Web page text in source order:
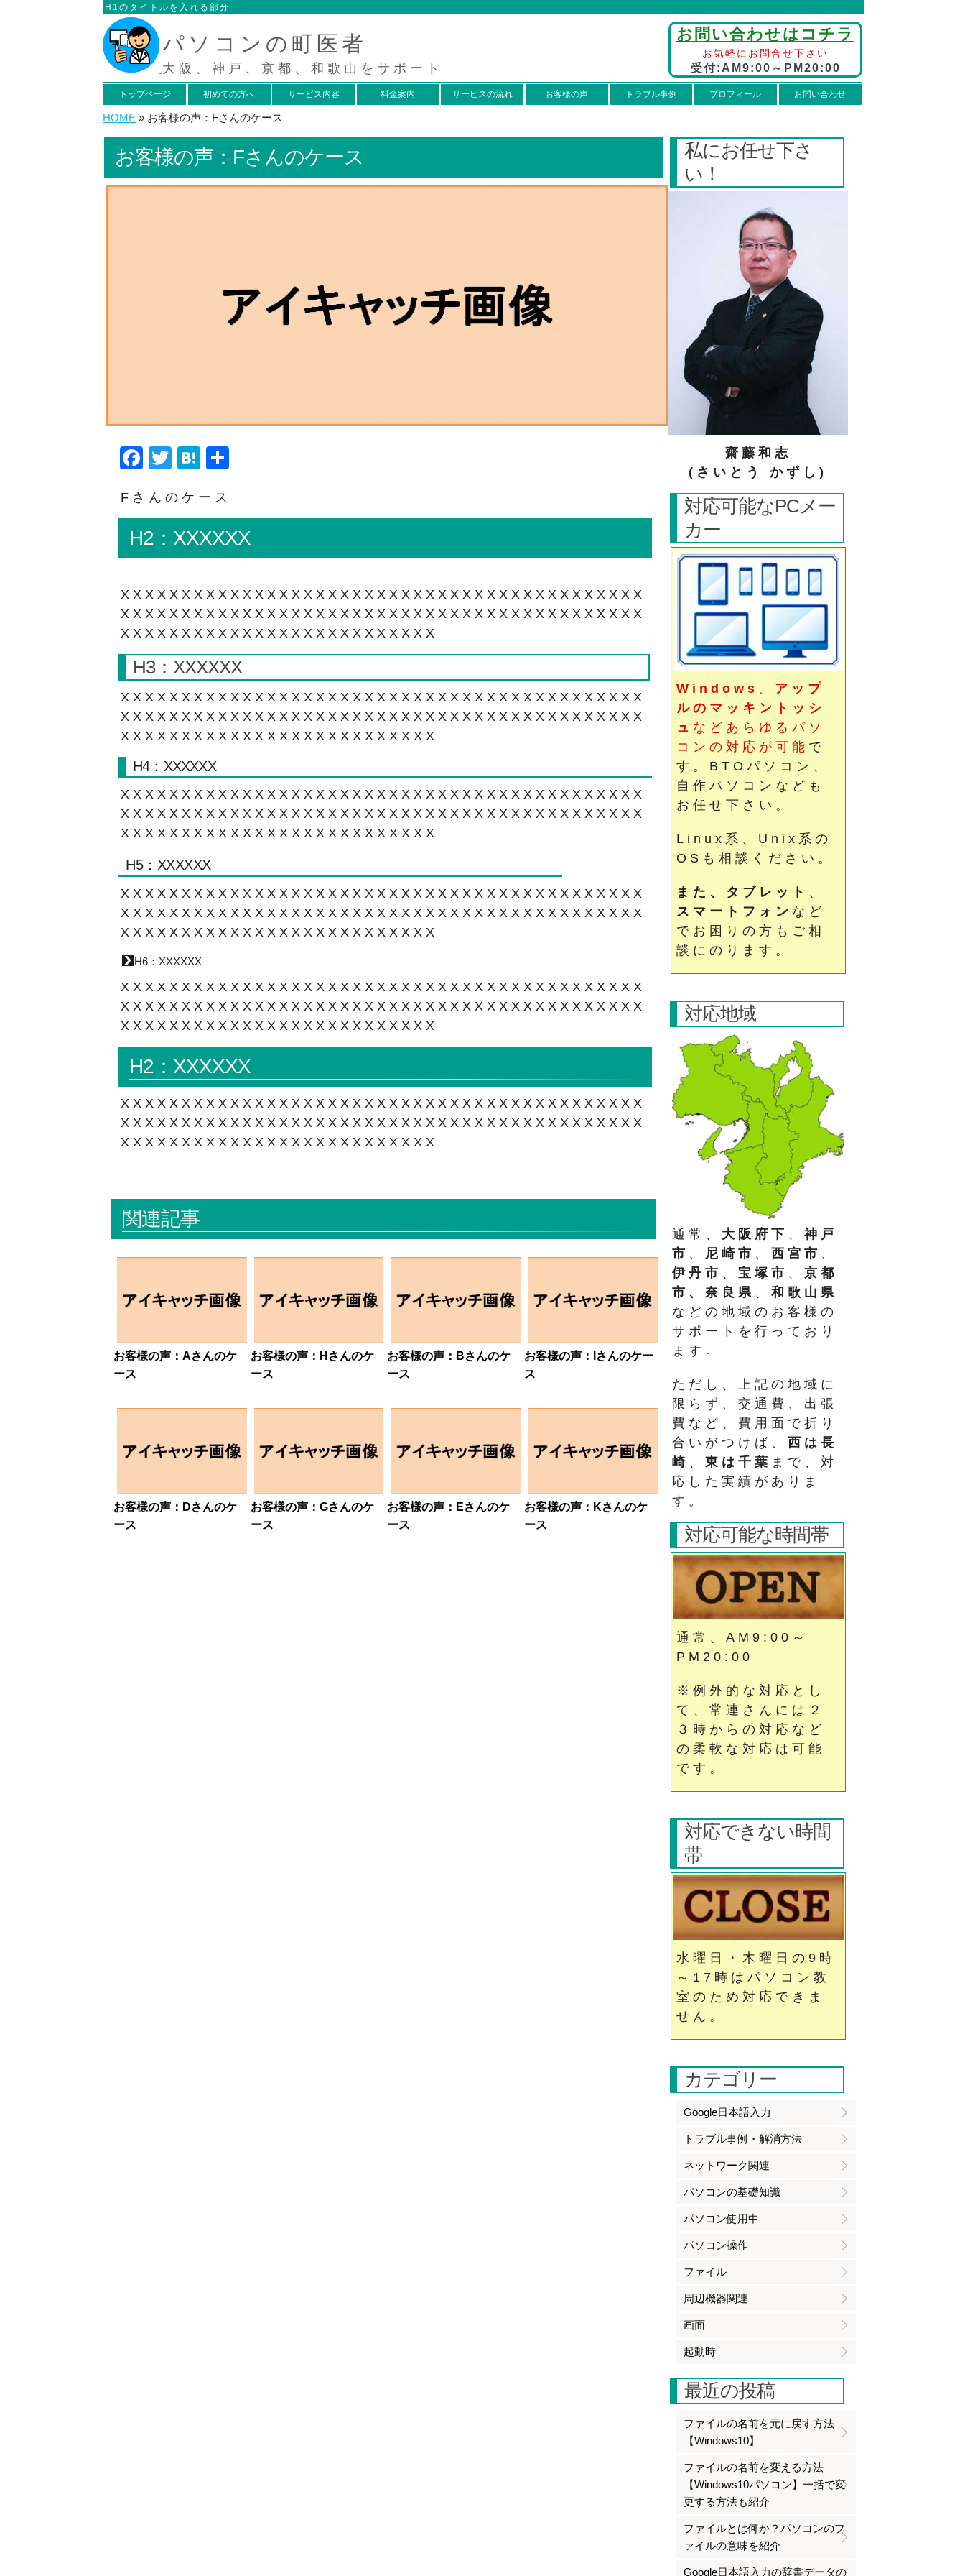
H1のタイトルを入れる部分
パソコンの町医者
大阪、神戸、京都、和歌山をサポート
お問い合わせはコチラ
お気軽にお問合せ下さい
受付:AM9:00～PM20:00
トップページ 初めての方へ サービス内容 料金案内 サービスの流れ お客様の声 トラブル事例 プロフィール お問い合わせ
HOME » お客様の声：Fさんのケース
お客様の声：Fさんのケース
F
c
e
b
o
k
T
tt
er
H
e
n
a
Fさんのケース
H2：XXXXXX
XXXXXXXXXXXXXXXXXXXXXXXXXXXXXXXXXXXXXXXXXXX
XXXXXXXXXXXXXXXXXXXXXXXXXXXXXXXXXXXXXXXXXXX
XXXXXXXXXXXXXXXXXXXXXXXXXX
H3：XXXXXX
XXXXXXXXXXXXXXXXXXXXXXXXXXXXXXXXXXXXXXXXXXX
XXXXXXXXXXXXXXXXXXXXXXXXXXXXXXXXXXXXXXXXXXX
XXXXXXXXXXXXXXXXXXXXXXXXXX
H4：XXXXXX
XXXXXXXXXXXXXXXXXXXXXXXXXXXXXXXXXXXXXXXXXXX
XXXXXXXXXXXXXXXXXXXXXXXXXXXXXXXXXXXXXXXXXXX
XXXXXXXXXXXXXXXXXXXXXXXXXX
H5：XXXXXX
XXXXXXXXXXXXXXXXXXXXXXXXXXXXXXXXXXXXXXXXXXX
XXXXXXXXXXXXXXXXXXXXXXXXXXXXXXXXXXXXXXXXXXX
XXXXXXXXXXXXXXXXXXXXXXXXXX
H6：XXXXXX
XXXXXXXXXXXXXXXXXXXXXXXXXXXXXXXXXXXXXXXXXXX
XXXXXXXXXXXXXXXXXXXXXXXXXXXXXXXXXXXXXXXXXXX
XXXXXXXXXXXXXXXXXXXXXXXXXX
H2：XXXXXX
XXXXXXXXXXXXXXXXXXXXXXXXXXXXXXXXXXXXXXXXXXX
XXXXXXXXXXXXXXXXXXXXXXXXXXXXXXXXXXXXXXXXXXX
XXXXXXXXXXXXXXXXXXXXXXXXXX
関連記事
お客様の声：Aさんのケ
ース
お客様の声：Hさんのケ
ース
お客様の声：Bさんのケ
ース
お客様の声：Iさんのケー
ス
お客様の声：Dさんのケ
ース
お客様の声：Gさんのケ
ース
お客様の声：Eさんのケ
ース
お客様の声：Kさんのケ
ース
私にお任せ下さ
い！
齋藤和志
(さいとう かずし)
対応可能なPCメー
カー
Windows 、 アップ
ルのマッキントッシ
ュ などあらゆるパソ
コンの対応が可能 で
す。BTOパソコン、
自作パソコンなども
お任せ下さい。
Linux系、Unix系の
OSも相談ください。
また、タブレット 、
スマートフォン など
でお困りの方もご相
談にのります。
対応地域
通常、 大阪府下 、 神戸
市 、 尼崎市 、 西宮市 、
伊丹市 、 宝塚市 、 京都
市、奈良県 、 和歌山県
などの地域のお客様の
サポートを行っており
ます。
ただし、上記の地域に
限らず、交通費、出張
費など、費用面で折り
合いがつけば、 西は長
崎 、 東は千葉 まで、対
応した実績がありま
す。
対応可能な時間帯
通常、AM9:00～
PM20:00
※例外的な対応とし
て、常連さんには２
３時からの対応など
の柔軟な対応は可能
です。
対応できない時間
帯
水曜日・木曜日の9時
～17時はパソコン教
室のため対応できま
せん。
カテゴリー
Google日本語入力
トラブル事例・解消方法
ネットワーク関連
パソコンの基礎知識
パソコン使用中
パソコン操作
ファイル
周辺機器関連
画面
起動時
最近の投稿
ファイルの名前を元に戻す方法
【Windows10】
ファイルの名前を変える方法
【Windows10パソコン】一括で変
更する方法も紹介
ファイルとは何か？パソコンのフ
ァイルの意味を紹介
Google日本語入力の辞書データの